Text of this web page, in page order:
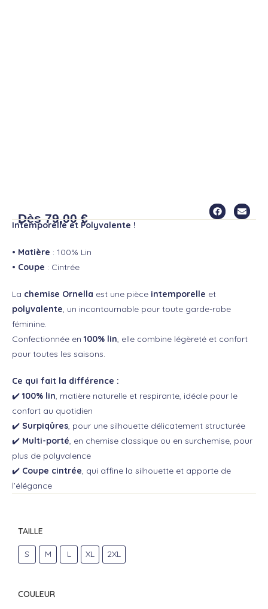
Dès79,00€
Intemporelle et Polyvalente !
• Matière : 100% Lin
• Coupe : Cintrée
La chemise Ornella est une pièce intemporelle et
polyvalente, un incontournable pour toute garde-robe
féminine.
Confectionnée en 100% lin, elle combine légèreté et confort
pour toutes les saisons.
Ce qui fait la différence :
✔️ 100% lin, matière naturelle et respirante, idéale pour le
confort au quotidien
✔️ Surpiqûres, pour une silhouette délicatement structurée
✔️ Multi-porté, en chemise classique ou en surchemise, pour
plus de polyvalence
✔️ Coupe cintrée, qui affine la silhouette et apporte de
l’élégance
TAILLE
S M L XL 2XL
COULEUR